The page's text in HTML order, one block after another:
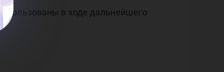
в ходе дальнейшего